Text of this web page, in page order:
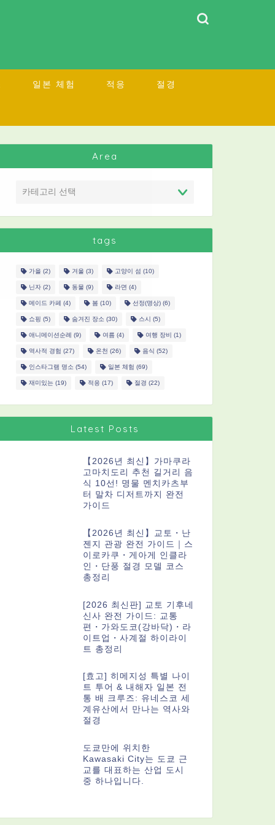
일본 체험 적응 절경
Area
tags
가을 (2) 겨울 (3) 고양이 섬 (10)
닌자(2) 동물 (9) 라면 (4)
메이드 카페 (4) 봄(10) 선정(명상)(6)
쇼핑 (5) 숨겨진 장소 (30) 스시 (5)
애니메이션순례 (9) 여름(4) 여행 장비 (1)
역사적 경험 (27) 온천 (26) 음식 (52)
인스타그램 명소 (54) 일본 체험 (69)
재미있는(19) 적응 (17) 절경 (22)
Latest Posts
【2026년 최신】가마쿠라
고마치도리 추천 길거리 음
식 10선! 명물 멘치카츠부
터 말차 디저트까지 완전
가이드
【2026년 최신】교토・난
젠지 관광 완전 가이드｜스
이로카쿠・게아게 인클라
인・단풍 절경 모델 코스
총정리
[2026 최신판] 교토 기후네
신사 완전 가이드: 교통
편・가와도코(강바닥)・라
이트업・사계절 하이라이
트 총정리
[효고] 히메지성 특별 나이
트 투어 & 내해자 일본 전
통 배 크루즈: 유네스코 세
계유산에서 만나는 역사와
절경
도쿄만에 위치한
Kawasaki City는 도쿄 근
교를 대표하는 산업 도시
중 하나입니다.